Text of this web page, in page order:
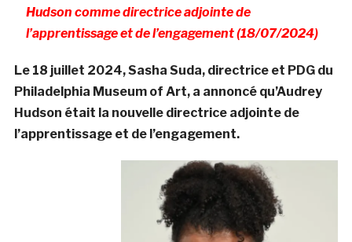
Hudson comme directrice adjointe de
l’apprentissage et de l’engagement (18/07/2024)
Le 18 juillet 2024, Sasha Suda, directrice et PDG du
Philadelphia Museum of Art, a annoncé qu’Audrey
Hudson était la nouvelle directrice adjointe de
l’apprentissage et de l’engagement.